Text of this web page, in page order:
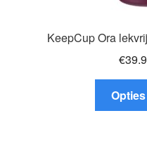
KeepCup Ora
€